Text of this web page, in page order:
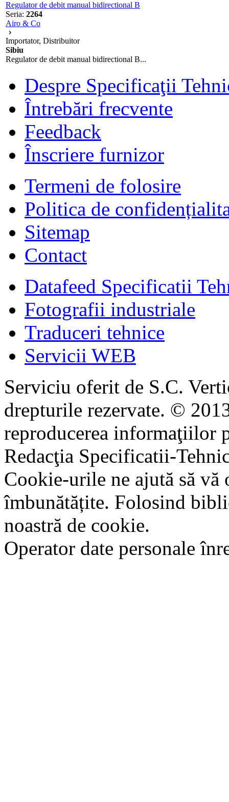
Regulator de debit manual bidirectional B
Seria: 2264
Airo & Co
Importator, Distribuitor
Sibiu
Regulator de debit manual bidirectional B...
Despre Specificaţii
Întrebări frecvente
Feedback
Înscriere furnizor
Termeni de folosire
Politica de
Sitemap
Contact
Datafeed Specificatii
Fotografii industriale
Traduceri tehnice
Servicii WEB
Serviciu oferit de S.C.
drepturile rezervate. ©
reproducerea informaţiilor
Redacţia Specificatii-
Cookie-urile ne ajută să
îmbunătățite. Folosind
noastră de cookie.
Operator date personale